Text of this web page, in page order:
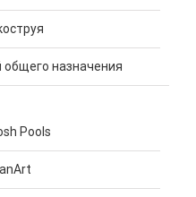
общего назначения
Pools